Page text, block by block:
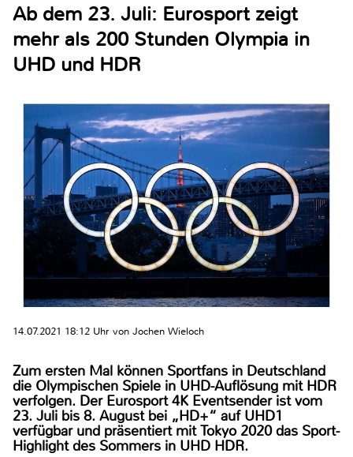
Ab dem 23. Juli: Eurosport zeigt
mehr als 200 Stunden Olympia in
UHD und HDR
14.07.2021 18:12 Uhr von Jochen Wieloch
Zum ersten Mal können Sportfans in Deutschland
die Olympischen Spiele in UHD-Auflösung mit HDR
verfolgen. Der Eurosport 4K Eventsender ist vom
23. Juli bis 8. August bei „HD+“ auf UHD1
verfügbar und präsentiert mit Tokyo 2020 das Sport-
Highlight des Sommers in UHD HDR.